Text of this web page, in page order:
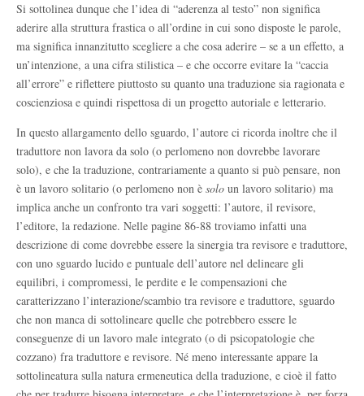
Si sottolinea dunque che l’idea di “aderenza al testo” non significa
aderire alla struttura frastica o all’ordine in cui sono disposte le parole,
ma significa innanzitutto scegliere a che cosa aderire – se a un effetto, a
un’intenzione, a una cifra stilistica – e che occorre evitare la “caccia
all’errore” e riflettere piuttosto su quanto una traduzione sia ragionata e
coscienziosa e quindi rispettosa di un progetto autoriale e letterario.
In questo allargamento dello sguardo, l’autore ci ricorda inoltre che il
traduttore non lavora da solo (o perlomeno non dovrebbe lavorare
solo), e che la traduzione, contrariamente a quanto si può pensare, non
è un lavoro solitario (o perlomeno non è solo un lavoro solitario) ma
implica anche un confronto tra vari soggetti: l’autore, il revisore,
l’editore, la redazione. Nelle pagine 86-88 troviamo infatti una
descrizione di come dovrebbe essere la sinergia tra revisore e traduttore,
con uno sguardo lucido e puntuale dell’autore nel delineare gli
equilibri, i compromessi, le perdite e le compensazioni che
caratterizzano l’interazione/scambio tra revisore e traduttore, sguardo
che non manca di sottolineare quelle che potrebbero essere le
conseguenze di un lavoro male integrato (o di psicopatologie che
cozzano) fra traduttore e revisore. Né meno interessante appare la
sottolineatura sulla natura ermeneutica della traduzione, e cioè il fatto